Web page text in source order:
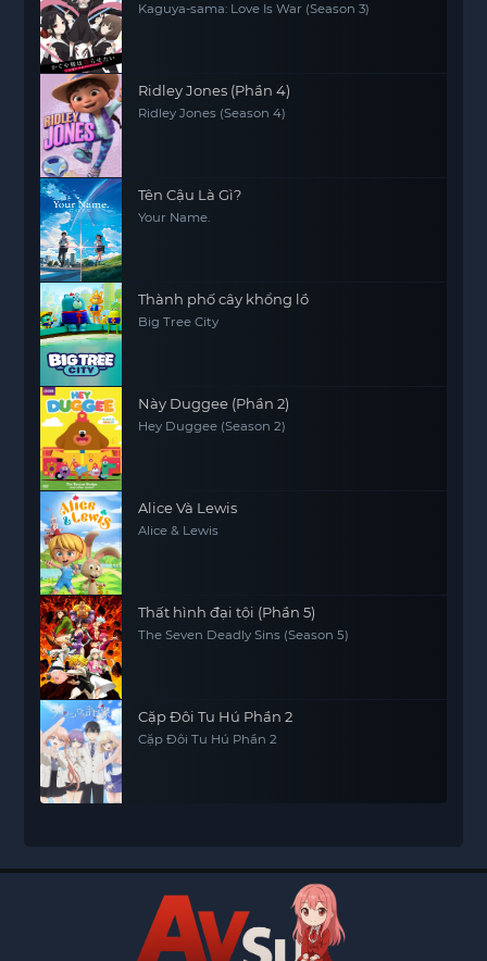
Kaguya-sama: Love Is War (Season 3)
Ridley Jones (Phần 4)
Ridley Jones (Season 4)
Tên Cậu Là Gì?
Your Name.
Thành phố cây khổng lồ
Big Tree City
Này Duggee (Phần 2)
Hey Duggee (Season 2)
Alice Và Lewis
Alice & Lewis
Thất hình đại tội (Phần 5)
The Seven Deadly Sins (Season 5)
Cặp Đôi Tu Hú Phần 2
Cặp Đôi Tu Hú Phần 2